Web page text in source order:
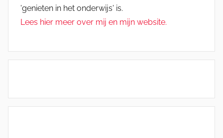
'genieten in het onderwijs' is.
Lees hier meer over mij en mijn website.